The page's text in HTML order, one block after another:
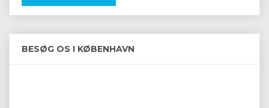
BESØG OS I KØBENHAVN